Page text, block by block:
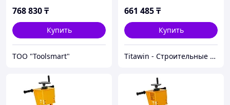
768 830₸
Купить
ТОО "Toolsmart"
661 485₸
Купить
Titawin - Строительные материалы и оборудование